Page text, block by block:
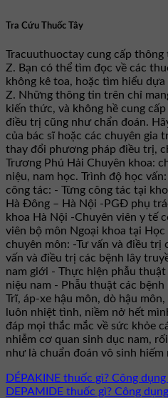
Tra Cứu Thuốc Tây
Tracuuthuoctay cung cấp
Z. Bạn có thể tìm đọc về các
không kê toa, hoặc tìm hiểu
Z. Những thông tin trên chỉ
kiến thức, và không hề cung
điều trị cũng như chẩn đoán.
của bác sĩ hoặc các chuyên gia
thay đổi phương pháp điều trị,
Trương Phú Hải Chuyên khoa:
niệu, nam học. Trình độ học
công tác: - Từng công tác tại
Hà Đông – Hà Nội -PGĐ phụ
khoa Hà Nội -Chuyên viên y tế
viên bộ môn Ngoại khoa tại
chuyên môn: -Tư vấn và điều trị
vấn và điều trị các bệnh lây
nam giới - Thực hiện phẫu
niệu nam - Phẫu thuật các
Trĩ, áp-xe hậu môn, dò hậu
luôn nhiệt tình, niềm nở hết
đáp mọi thắc mắc về sức khỏe
nhiễm cơ quan sinh dục nam,
như là chuẩn đoán vô sinh hiếm
DÉPAKINE thuốc gì? Công
DEPAMIDE thuốc gì? Công